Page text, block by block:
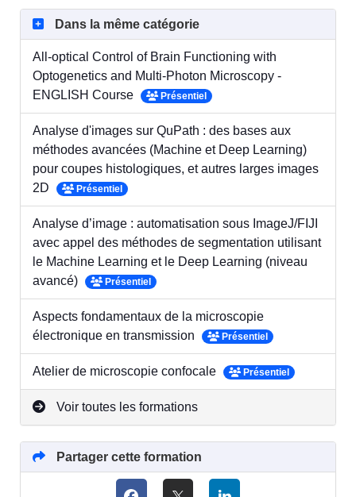
Dans la même catégorie
All-optical Control of Brain Functioning with
Optogenetics and Multi-Photon Microscopy -
ENGLISH Course
Présentiel
Analyse d'images sur QuPath : des bases aux
méthodes avancées (Machine et Deep Learning)
pour coupes histologiques, et autres larges images
2D
Présentiel
Analyse d’image : automatisation sous ImageJ/FIJI
avec appel des méthodes de segmentation utilisant
le Machine Learning et le Deep Learning (niveau
avancé)
Présentiel
Aspects fondamentaux de la microscopie
électronique en transmission
Présentiel
Atelier de microscopie confocale Présentiel
Voir toutes les formations
Partager cette formation